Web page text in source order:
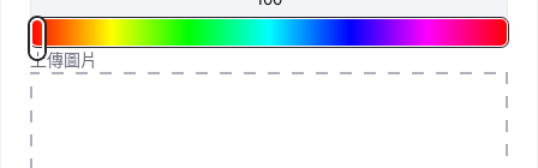
上傳圖片